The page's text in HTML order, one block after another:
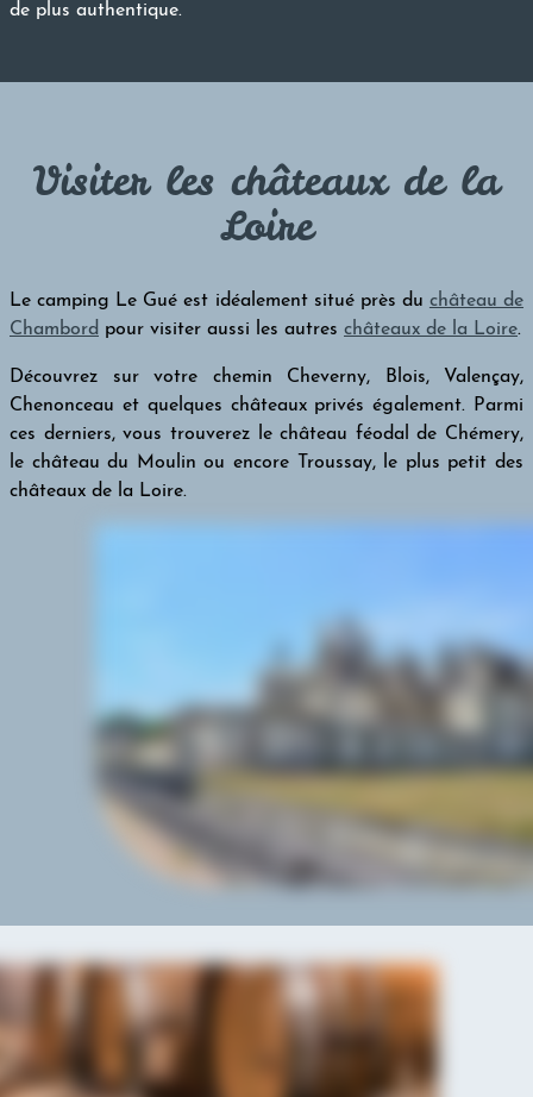
de plus authentique.
Visiter les châteaux de la
Loire
Le camping Le Gué est idéalement situé près du château de
Chambord pour visiter aussi les autres châteaux de la Loire.
Découvrez sur votre chemin Cheverny, Blois, Valençay,
Chenonceau et quelques châteaux privés également. Parmi
ces derniers, vous trouverez le château féodal de Chémery,
le château du Moulin ou encore Troussay, le plus petit des
châteaux de la Loire.